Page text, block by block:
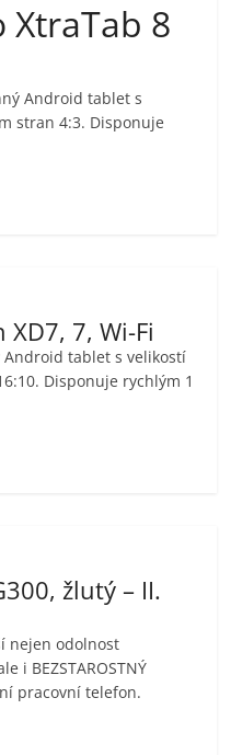
XtraTab 8
Android tablet s
stran 4:3. Disponuje
XD7, 7, Wi-Fi
Android tablet s velikostí
Disponuje rychlým 1
žlutý – II.
nejen odolnost
i BEZSTAROSTNÝ
pracovní telefon.